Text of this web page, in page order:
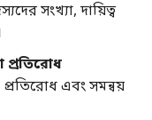
সংখ্যা, দায়িত্ব
প্রতিরোধ
প্রতিরোধ এবং সমন্বয়